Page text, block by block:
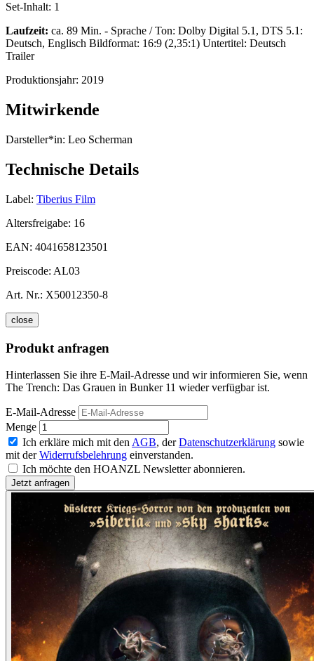
Set-Inhalt: 1
Laufzeit: ca. 89 Min. - Sprache / Ton: Dolby Digital 5.1, DTS 5.1:
Deutsch, Englisch Bildformat: 16:9 (2,35:1) Untertitel: Deutsch
Trailer
Produktionsjahr: 2019
Mitwirkende
Darsteller*in: Leo Scherman
Technische Details
Label: Tiberius Film
Altersfreigabe: 16
EAN: 4041658123501
Preiscode: AL03
Art. Nr.: X50012350-8
close
Produkt anfragen
Hinterlassen Sie ihre E-Mail-Adresse und wir informieren Sie, wenn
The Trench: Das Grauen in Bunker 11 wieder verfügbar ist.
E-Mail-Adresse
Menge
Ich erkläre mich mit den AGB, derDatenschutzerklärung sowie
mit derWiderrufsbelehrung einverstanden.
Ich möchte den HOANZL Newsletter abonnieren.